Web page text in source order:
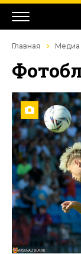
Главная Медиа